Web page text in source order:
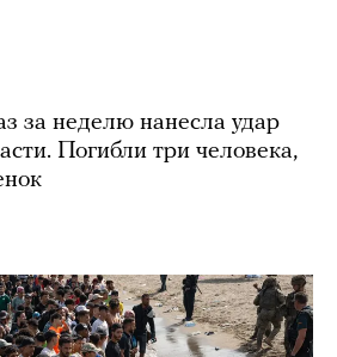
за неделю нанесла удар
Погибли три человека,